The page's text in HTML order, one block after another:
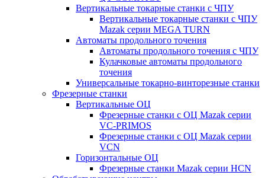
Вертикальные токарные станки с ЧПУ
Вертикальные токарные станки с ЧПУ
Mazak серии MEGA TURN
Автоматы продольного точения
Автоматы продольного точения с ЧПУ
Кулачковые автоматы продольного
точения
Универсальные токарно-винторезные станки
Фрезерные станки
Вертикальные ОЦ
Фрезерные станки с ОЦ Mazak серии
VC-PRIMOS
Фрезерные станки с ОЦ Mazak серии
VCN
Горизонтальные ОЦ
Фрезерные станки Mazak серии HCN